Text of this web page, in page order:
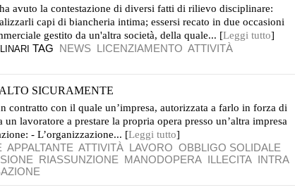
avuto la contestazione di diversi fatti di rilievo disciplinare:
capi di biancheria intima; essersi recato in due occasioni
gestito da un'altra società, della quale... [Leggi tutto]
TAG NEWS LICENZIAMENTO ATTIVITÀ
SICURAMENTE
contratto con il quale un’impresa, autorizzata a farlo in forza di
lavoratore a prestare la propria opera presso un’altra impresa
- L’organizzazione... [Leggi tutto]
APPALTANTE ATTIVITÀ LAVORO OBBLIGO SOLIDALE
RIASSUNZIONE MANODOPERA ILLECITA INTRA